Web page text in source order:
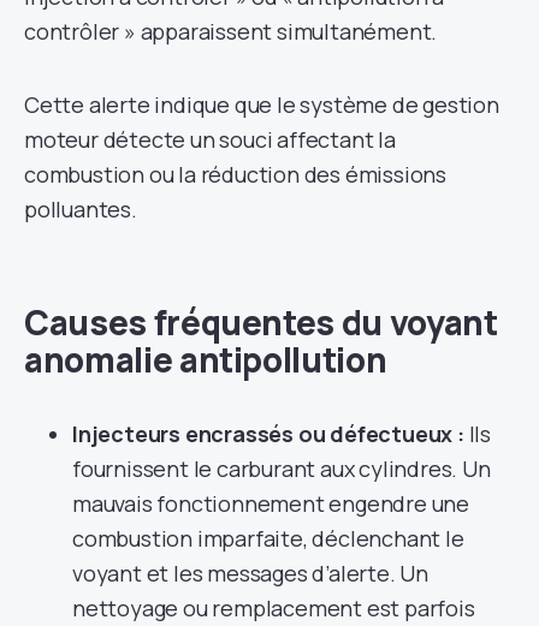
contrôler » apparaissent simultanément.
Cette alerte indique que le système de gestion
moteur détecte un souci affectant la
combustion ou la réduction des émissions
polluantes.
Causes fréquentes du voyant
anomalie antipollution
Injecteurs encrassés ou défectueux : Ils
fournissent le carburant aux cylindres. Un
mauvais fonctionnement engendre une
combustion imparfaite, déclenchant le
voyant et les messages d’alerte. Un
nettoyage ou remplacement est parfois